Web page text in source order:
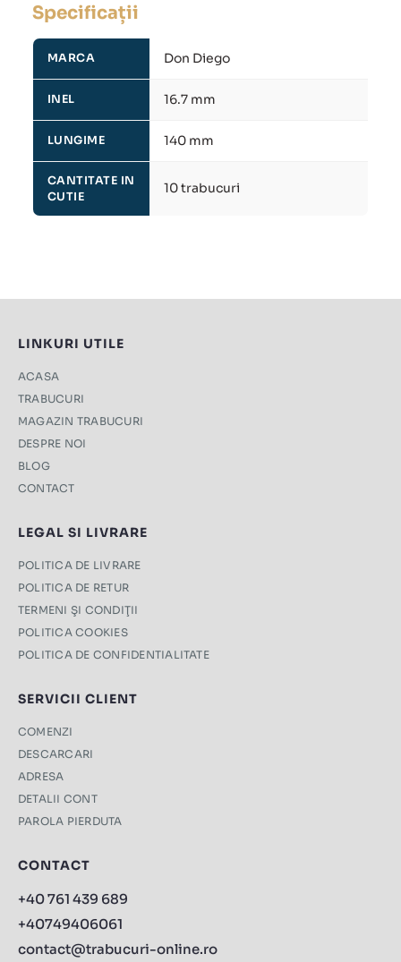
Specificații
MARCA Don Diego
INEL 16.7 mm
LUNGIME 140 mm
CANTITATE IN
CUTIE
10 trabucuri
LINKURI UTILE
ACASA
TRABUCURI
MAGAZIN TRABUCURI
DESPRE NOI
BLOG
CONTACT
LEGAL SI LIVRARE
POLITICA DE LIVRARE
POLITICA DE RETUR
TERMENI ŞI CONDIŢII
POLITICA COOKIES
POLITICA DE CONFIDENTIALITATE
SERVICII CLIENT
COMENZI
DESCARCARI
ADRESA
DETALII CONT
PAROLA PIERDUTA
CONTACT
+40 761 439 689
+40749406061
contact@trabucuri-online.ro